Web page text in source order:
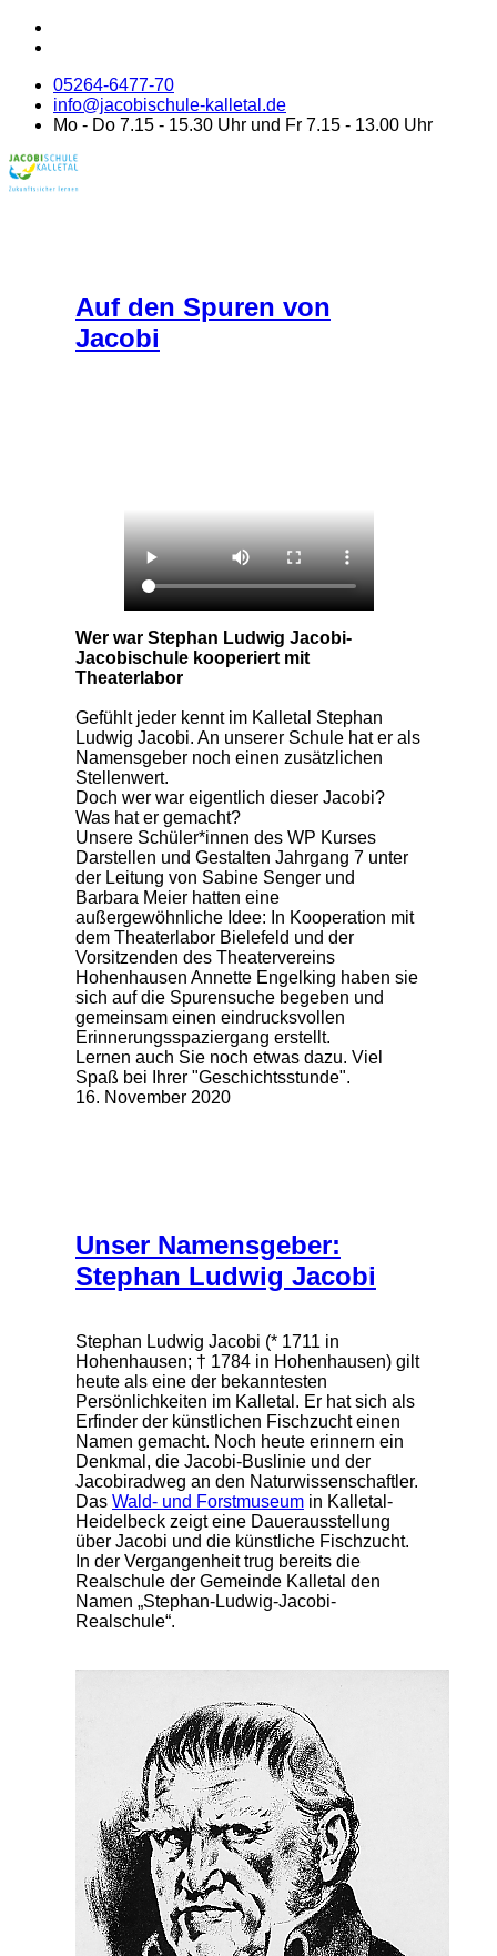
05264-6477-70
info@jacobischule-kalletal.de
Mo - Do 7.15 - 15.30 Uhr und Fr 7.15 - 13.00 Uhr
Auf den Spuren von
Jacobi
Wer war Stephan Ludwig Jacobi-
Jacobischule kooperiert mit
Theaterlabor
Gefühlt jeder kennt im Kalletal Stephan
Ludwig Jacobi. An unserer Schule hat er als
Namensgeber noch einen zusätzlichen
Stellenwert.
Doch wer war eigentlich dieser Jacobi?
Was hat er gemacht?
Unsere Schüler*innen des WP Kurses
Darstellen und Gestalten Jahrgang 7 unter
der Leitung von Sabine Senger und
Barbara Meier hatten eine
außergewöhnliche Idee: In Kooperation mit
dem Theaterlabor Bielefeld und der
Vorsitzenden des Theatervereins
Hohenhausen Annette Engelking haben sie
sich auf die Spurensuche begeben und
gemeinsam einen eindrucksvollen
Erinnerungsspaziergang erstellt.
Lernen auch Sie noch etwas dazu. Viel
Spaß bei Ihrer "Geschichtsstunde".
16. November 2020
Unser Namensgeber:
Stephan Ludwig Jacobi
Stephan Ludwig Jacobi (* 1711 in
Hohenhausen; † 1784 in Hohenhausen) gilt
heute als eine der bekanntesten
Persönlichkeiten im Kalletal. Er hat sich als
Erfinder der künstlichen Fischzucht einen
Namen gemacht. Noch heute erinnern ein
Denkmal, die Jacobi-Buslinie und der
Jacobiradweg an den Naturwissenschaftler.
Das Wald- und Forstmuseum in Kalletal-
Heidelbeck zeigt eine Dauerausstellung
über Jacobi und die künstliche Fischzucht.
In der Vergangenheit trug bereits die
Realschule der Gemeinde Kalletal den
Namen „Stephan-Ludwig-Jacobi-
Realschule“.